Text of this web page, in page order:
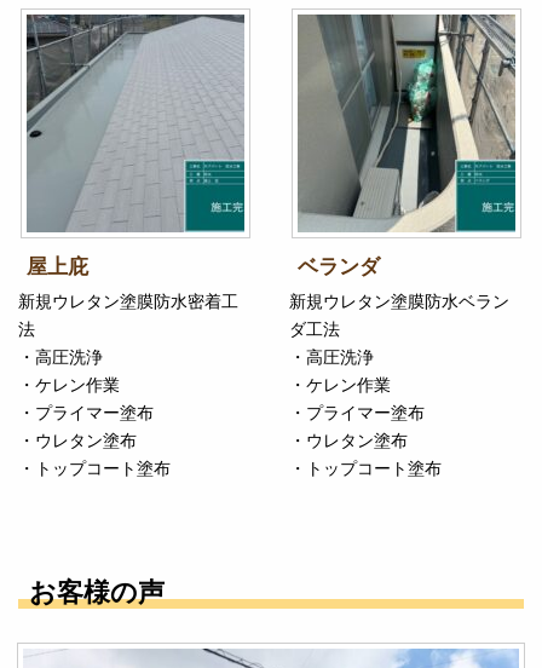
屋上庇
新規ウレタン塗膜防水密着工
法
・高圧洗浄
・ケレン作業
・プライマー塗布
・ウレタン塗布
・トップコート塗布
ベランダ
新規ウレタン塗膜防水ベラン
ダ工法
・高圧洗浄
・ケレン作業
・プライマー塗布
・ウレタン塗布
・トップコート塗布
お客様の声